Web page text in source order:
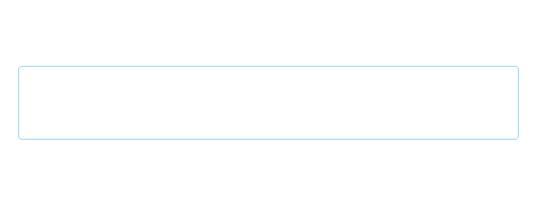
Что будет с наличными деньгами при цифровом